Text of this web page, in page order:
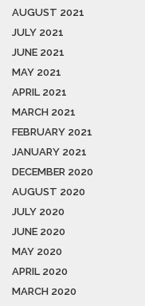
AUGUST 2021
JULY 2021
JUNE 2021
MAY 2021
APRIL 2021
MARCH 2021
FEBRUARY 2021
JANUARY 2021
DECEMBER 2020
AUGUST 2020
JULY 2020
JUNE 2020
MAY 2020
APRIL 2020
MARCH 2020